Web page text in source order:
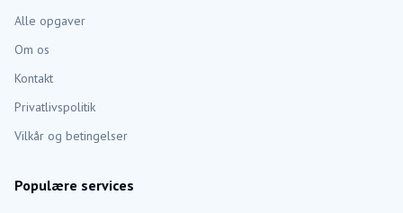
Alle opgaver
Om os
Kontakt
Privatlivspolitik
Vilkår og betingelser
Populære services